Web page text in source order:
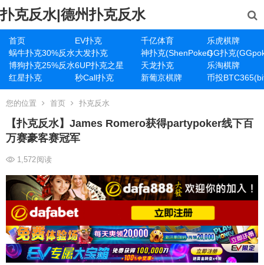
扑克反水|德州扑克反水
首页 EV扑克 千亿体育
乐虎棋牌
蜗牛扑克30%反水大发扑克 神扑克(ShenPoker)GG扑克
博狗扑克25%反水6UP扑克之星 天龙扑克
乐淘棋牌
红星扑克
秒Call扑克 新葡京棋牌 币投
您的位置 首页 扑克反水
【扑克反水】James Romero获得partypoker线下百
万赛豪客赛冠军
1,572阅读